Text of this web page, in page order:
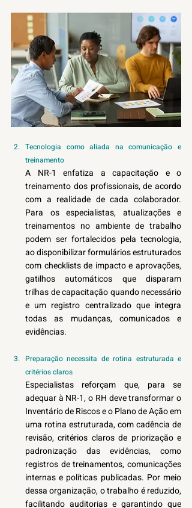
Tecnologia como aliada na comunicação e
treinamento
A NR-1 enfatiza a capacitação e o
treinamento dos profissionais, de acordo
com a realidade de cada colaborador.
Para os especialistas, atualizações e
treinamentos no ambiente de trabalho
podem ser fortalecidos pela tecnologia,
ao disponibilizar formulários estruturados
com checklists de impacto e aprovações,
gatilhos automáticos que disparam
trilhas de capacitação quando necessário
e um registro centralizado que integra
todas as mudanças, comunicados e
evidências.
Preparação necessita de rotina estruturada e
critérios claros
Especialistas reforçam que, para se
adequar à NR-1, o RH deve transformar o
Inventário de Riscos e o Plano de Ação em
uma rotina estruturada, com cadência de
revisão, critérios claros de priorização e
padronização das evidências, como
registros de treinamentos, comunicações
internas e políticas publicadas. Por meio
dessa organização, o trabalho é reduzido,
facilitando auditorias e garantindo que